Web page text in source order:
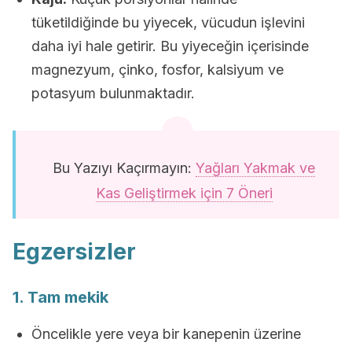
tüketildiğinde bu yiyecek, vücudun işlevini
daha iyi hale getirir. Bu yiyeceğin içerisinde
magnezyum, çinko, fosfor, kalsiyum ve
potasyum bulunmaktadır.
Bu Yazıyı Kaçırmayın: Yağları Yakmak ve
Kas Geliştirmek için 7 Öneri
Egzersizler
1. Tam mekik
Öncelikle yere veya bir kanepenin üzerine